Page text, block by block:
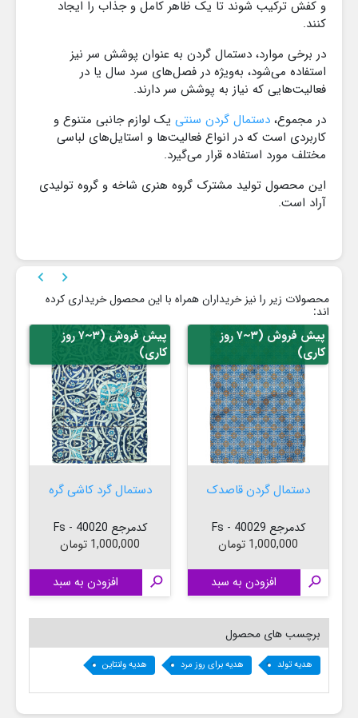
و کفش ترکیب شوند تا یک ظاهر کامل و جذاب را ایجاد
کنند.
در برخی موارد، دستمال گردن به عنوان پوشش سر نیز
استفاده می‌شود، به‌ویژه در فصل‌های سرد سال یا در
فعالیت‌هایی که نیاز به پوشش سر دارند.
در مجموع، دستمال گردن سنتی یک لوازم جانبی متنوع و
کاربردی است که در انواع فعالیت‌ها و استایل‌های لباسی
مختلف مورد استفاده قرار می‌گیرد.
این محصول تولید مشترک گروه هنری شاخه و گروه تولیدی
آراد است.
محصولات زیر را نیز خریداران همراه با این محصول خریداری کرده
اند:

دستمال گردن قاصدک
کدمرجع 40029 - Fs
قیمت
1,000,000 تومان
 افزودن به سبد
پیش فروش (۳~۷ روز
کاری)
دستمال گرد کاشی گره
کدمرجع 40020 - Fs
قیمت
1,000,000 تومان
 افزودن به سبد
پیش فروش (۳~۷ روز
کاری)

برچسب های محصول
هدیه تولد هدیه برای روز مرد هدیه ولنتاین